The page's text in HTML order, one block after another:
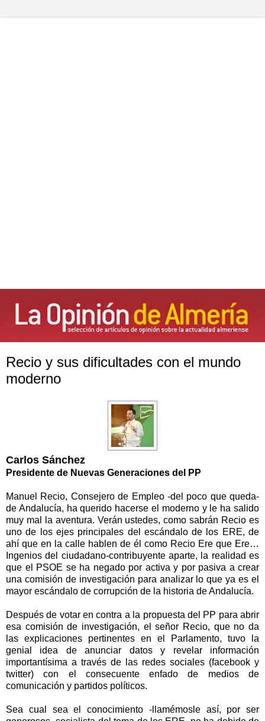
Recio y sus dificultades con el mundo
moderno
Carlos Sánchez
Presidente de Nuevas Generaciones del PP
Manuel Recio, Consejero de Empleo -del poco que queda-
de Andalucía, ha querido hacerse el moderno y le ha salido
muy mal la aventura. Verán ustedes, como sabrán Recio es
uno de los ejes principales del escándalo de los ERE, de
ahí que en la calle hablen de él como Recio Ere que Ere…
Ingenios del ciudadano-contribuyente aparte, la realidad es
que el PSOE se ha negado por activa y por pasiva a crear
una comisión de investigación para analizar lo que ya es el
mayor escándalo de corrupción de la historia de Andalucía.
Después de votar en contra a la propuesta del PP para abrir
esa comisión de investigación, el señor Recio, que no da
las explicaciones pertinentes en el Parlamento, tuvo la
genial idea de anunciar datos y revelar información
importantísima a través de las redes sociales (facebook y
twitter) con el consecuente enfado de medios de
comunicación y partidos políticos.
Sea cual sea el conocimiento -llamémosle así, por ser